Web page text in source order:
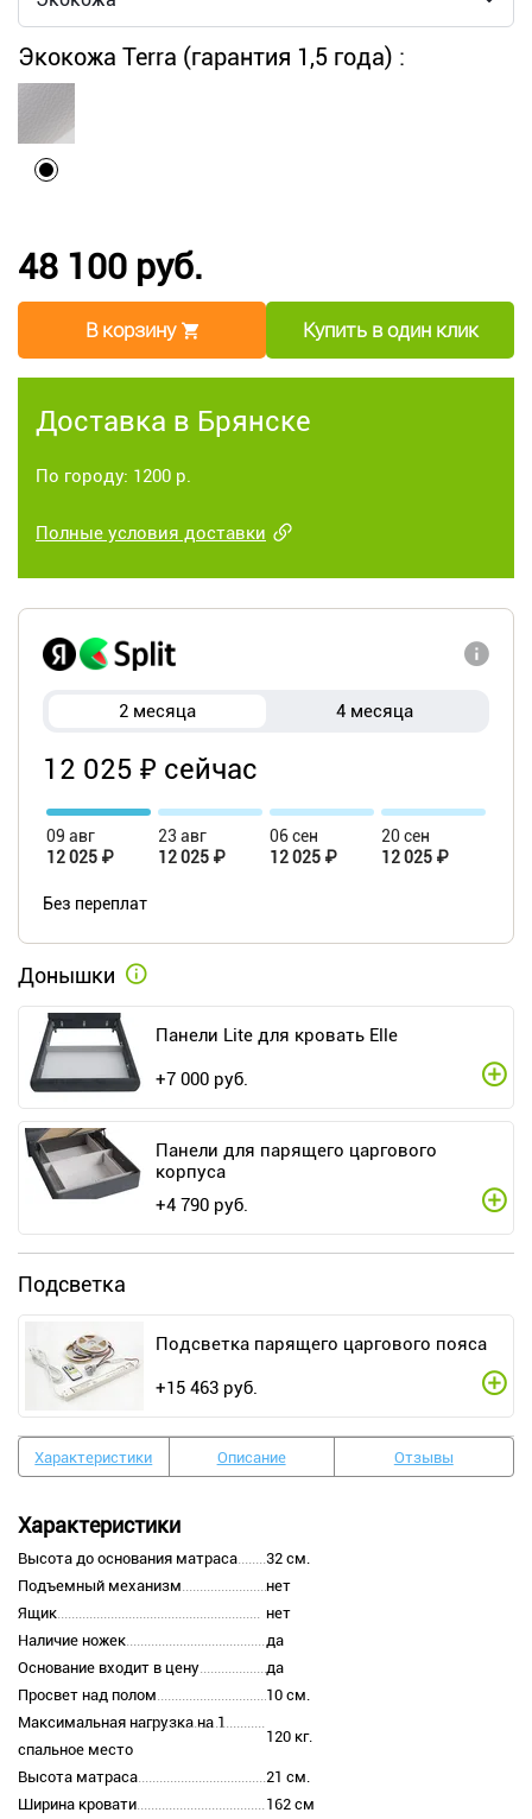
Экокожа Terra (гарантия 1,5 года) :
48 100 руб.
В корзину Купить в один клик
Доставка в Брянске
По городу: 1200 р.
Полные условия доставки
2 месяца 4 месяца
12 025 ₽ сейчас
09 авг
12 025 ₽
23 авг
12 025 ₽
06 сен
12 025 ₽
20 сен
12 025 ₽
Без переплат
Донышки
Панели Lite для кровать Elle
+7 000 руб.
Панели для парящего царгового
корпуса
+4 790 руб.
Подсветка
Подсветка парящего царгового пояса
+15 463 руб.
Характеристики Описание Отзывы
Характеристики
Высота до основания матраса
32 см.
Подъемный механизм
нет
Ящик
нет
Наличие ножек
да
Основание входит в цену
да
Просвет над полом
10 см.
Максимальная нагрузка на 1
спальное место
120 кг.
Высота матраса
21 см.
Ширина кровати
162 см